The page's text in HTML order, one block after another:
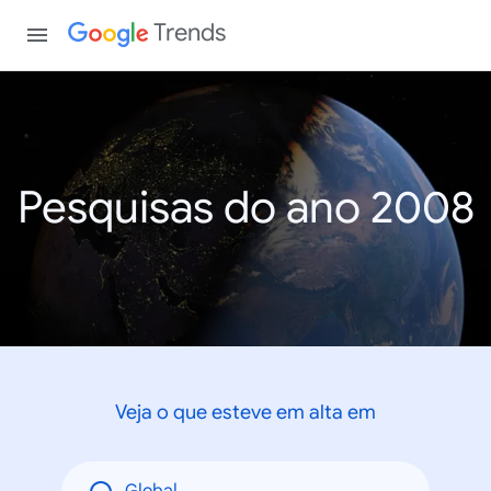
Trends
Pesquisas do ano 2008
Veja o que esteve em alta em